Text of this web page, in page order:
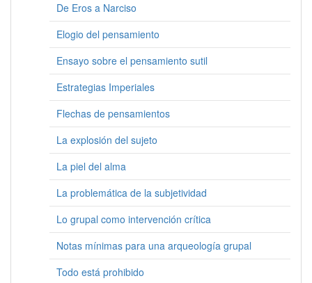
De Eros a Narciso
Elogio del pensamiento
Ensayo sobre el pensamiento sutil
Estrategias Imperiales
Flechas de pensamientos
La explosión del sujeto
La piel del alma
La problemática de la subjetividad
Lo grupal como intervención crítica
Notas mínimas para una arqueología grupal
Todo está prohibido